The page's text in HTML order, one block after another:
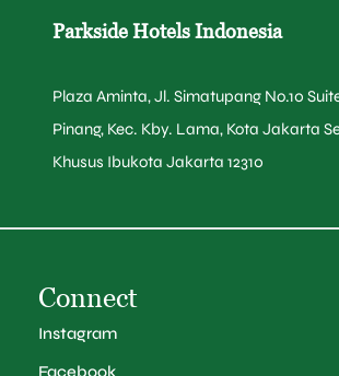
Parkside Hotels Indonesia
Plaza Aminta, Jl. Simatupang No.10
Pinang, Kec. Kby. Lama, Kota Jakarta
Khusus Ibukota Jakarta 12310
Connect
Instagram
Facebook